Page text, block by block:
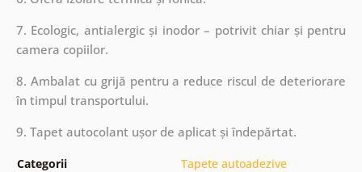
7. Ecologic, antialergic și inodor – potrivit chiar și pentru
camera copiilor.
8. Ambalat cu grijă pentru a reduce riscul de deteriorare
în timpul transportului.
9. Tapet autocolant ușor de aplicat și îndepărtat.
Categorii Tapete autoadezive